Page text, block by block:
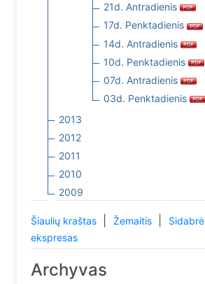
21d. Antradienis
17d. Penktadienis
14d. Antradienis
10d. Penktadienis
07d. Antradienis
03d. Penktadienis
2013
2012
2011
2010
2009
Šiaulių kraštas Žemaitis Sidabrė
ekspresas
Archyvas